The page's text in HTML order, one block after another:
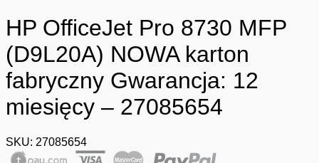
HP OfficeJet Pro 8730 MFP
(D9L20A) NOWA karton
fabryczny Gwarancja: 12
miesięcy – 27085654
SKU: 27085654